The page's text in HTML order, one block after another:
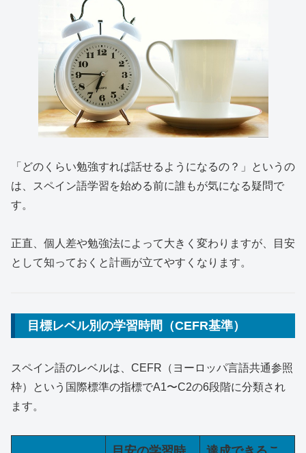
「どのくらい勉強すれば話せるようになるの？」というの
は、スペイン語学習を始める前に誰もが気になる疑問で
す。
正直、個人差や勉強法によって大きく変わりますが、目安
として知っておくと計画が立てやすくなります。
目標レベル別の学習時間（CEFR基準）
スペイン語のレベルは、CEFR（ヨーロッパ言語共通参照
枠）という国際標準の指標でA1〜C2の6段階に分類され
ます。